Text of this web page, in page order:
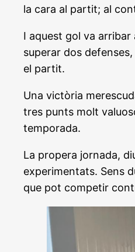
la cara al partit; al
I aquest gol va arribar
superar dos
el partit.
Una victòria
tres punts molt
temporada.
La propera jornada,
experimentats. Sens
que pot competir